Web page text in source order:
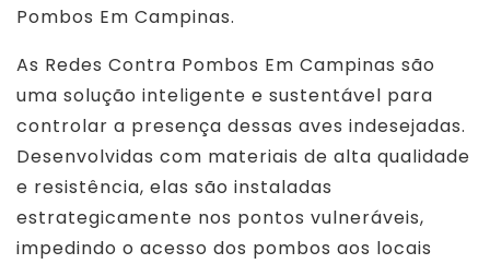
Pombos Em Campinas.
As Redes Contra Pombos Em Campinas são
uma solução inteligente e sustentável para
controlar a presença dessas aves indesejadas.
Desenvolvidas com materiais de alta qualidade
e resistência, elas são instaladas
estrategicamente nos pontos vulneráveis,
impedindo o acesso dos pombos aos locais